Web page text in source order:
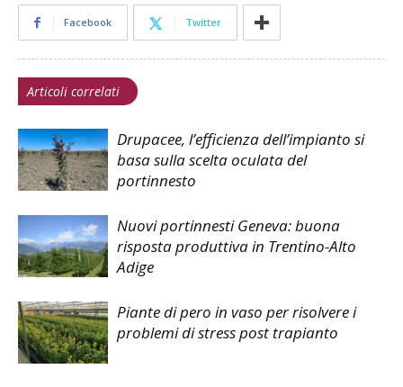
Facebook Twitter
Articoli correlati
Drupacee, l’efficienza dell’impianto si
basa sulla scelta oculata del
portinnesto
Nuovi portinnesti Geneva: buona
risposta produttiva in Trentino-Alto
Adige
Piante di pero in vaso per risolvere i
problemi di stress post trapianto